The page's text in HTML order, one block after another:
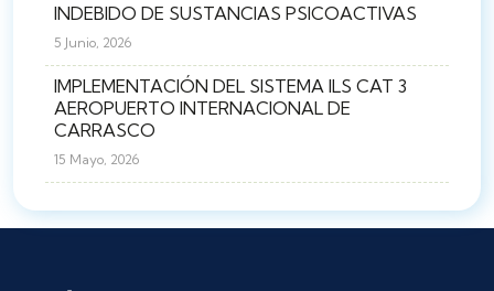
INDEBIDO DE SUSTANCIAS PSICOACTIVAS
5 Junio, 2026
IMPLEMENTACIÓN DEL SISTEMA ILS CAT 3
AEROPUERTO INTERNACIONAL DE
CARRASCO
15 Mayo, 2026